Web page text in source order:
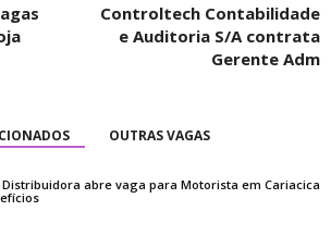
Controltech Contabilidade
e Auditoria S/A contrata
Gerente Adm
OUTRAS VAGAS
abre vaga para Motorista em Cariacica